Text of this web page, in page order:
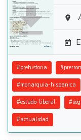
 

#prehistoria #
#monarquia-hispanica
#estado-liberal #
#actualidad